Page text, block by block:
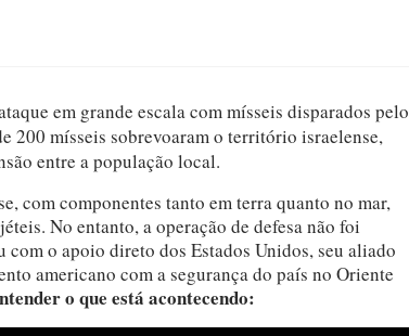
em grande escala com mísseis disparados pelo
200 mísseis sobrevoaram o território israelense,
entre a população local.
com componentes tanto em terra quanto no mar,
No entanto, a operação de defesa não foi
o apoio direto dos Estados Unidos, seu aliado
americano com a segurança do país no Oriente
o que está acontecendo: